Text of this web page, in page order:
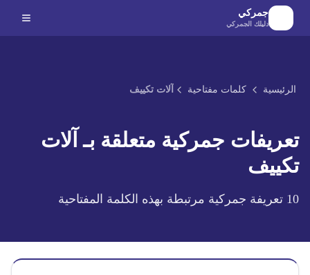
الانتقال إلى المحتوى الرئيسي
جمركي
دليلك الجمركي
الرئيسية كلمات مفتاحية آلات تكييف
تعريفات جمركية متعلقة بـ آلات
تكييف
10 تعريفة جمركية مرتبطة بهذه الكلمة المفتاحية